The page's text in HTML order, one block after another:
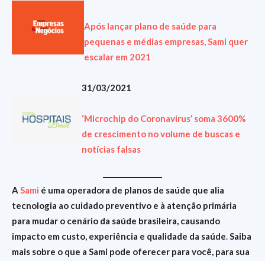
Após lançar plano de saúde para
pequenas e médias empresas, Sami quer
escalar em 2021
31/03/2021
‘Microchip do Coronavírus’ soma 3600%
de crescimento no volume de buscas e
notícias falsas
A Sami é uma operadora de planos de saúde que alia
tecnologia ao cuidado preventivo e à atenção primária
para mudar o cenário da saúde brasileira, causando
impacto em custo, experiência e qualidade da saúde.Saiba
mais sobre o que a Sami pode oferecer para você, para sua